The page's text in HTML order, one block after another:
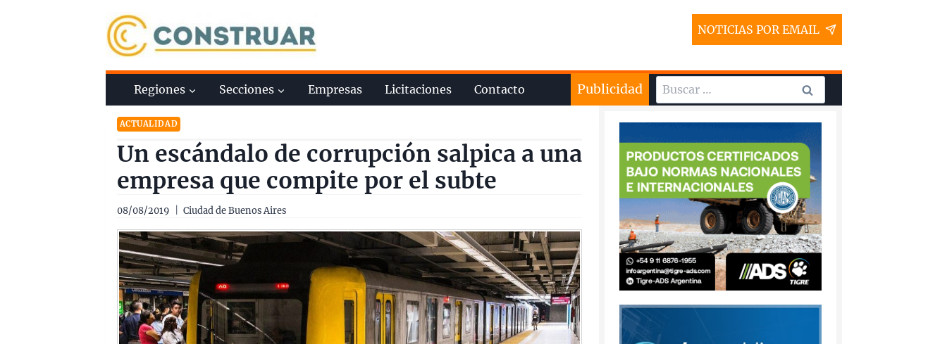
NOTICIAS POR EMAIL
Regiones Secciones Empresas Licitaciones Contacto Publicidad Buscar:
ACTUALIDAD
Un escándalo de corrupción salpica a una
empresa que compite por el subte
08/08/2019 Ciudad de Buenos Aires